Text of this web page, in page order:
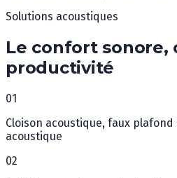
Solutions acoustiques
Le confort sonore,
productivité
01
Cloison acoustique, faux
acoustique
02